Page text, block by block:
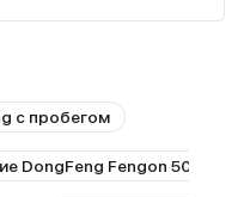
с пробегом
DongFeng Fengon 500